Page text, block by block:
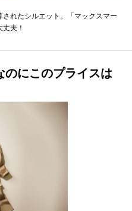
れたシルエット。「マックスマー
夫！
のにこのプライスは